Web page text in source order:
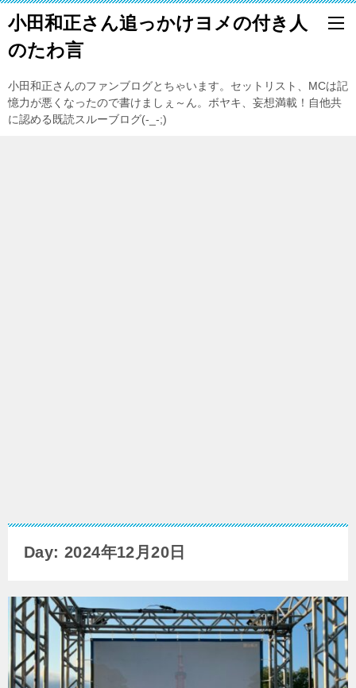
小田和正さん追っかけヨメの付き人
のたわ言
小田和正さんのファンブログとちゃいます。セットリスト、MCは記
憶力が悪くなったので書けましぇ～ん。ボヤキ、妄想満載！自他共
に認める既読スルーブログ(-_-;)
Day: 2024年12月20日